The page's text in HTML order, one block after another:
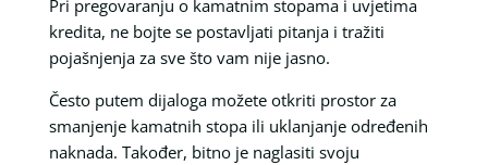
Pri pregovaranju o kamatnim stopama i uvjetima
kredita, ne bojte se postavljati pitanja i tražiti
pojašnjenja za sve što vam nije jasno.
Često putem dijaloga možete otkriti prostor za
smanjenje kamatnih stopa ili uklanjanje određenih
naknada. Također, bitno je naglasiti svoju